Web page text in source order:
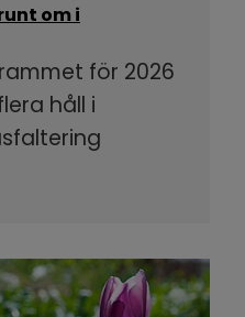
om i
för 2026
håll i